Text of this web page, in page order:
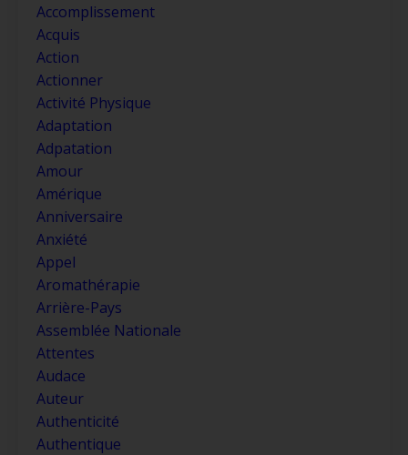
Accomplissement
Acquis
Action
Actionner
Activité Physique
Adaptation
Adpatation
Amour
Amérique
Anniversaire
Anxiété
Appel
Aromathérapie
Arrière-Pays
Assemblée Nationale
Attentes
Audace
Auteur
Authenticité
Authentique